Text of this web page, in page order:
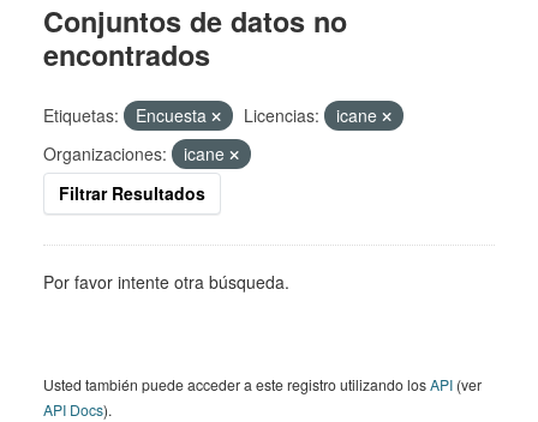
Conjuntos de datos no
encontrados
Etiquetas: Encuesta Licencias:
icane
Organizaciones:
icane
Filtrar Resultados
Por favor intente otra búsqueda.
Usted también puede acceder a este registro utilizando losAPI (ver
API Docs).